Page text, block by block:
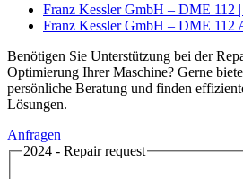
Franz Kessler GmbH – DME 112
Franz Kessler GmbH – DME 112
Benötigen Sie Unterstützung bei der
Optimierung Ihrer Maschine? Gerne
persönliche Beratung und finden
Lösungen.
Anfragen
2024 - Repair request